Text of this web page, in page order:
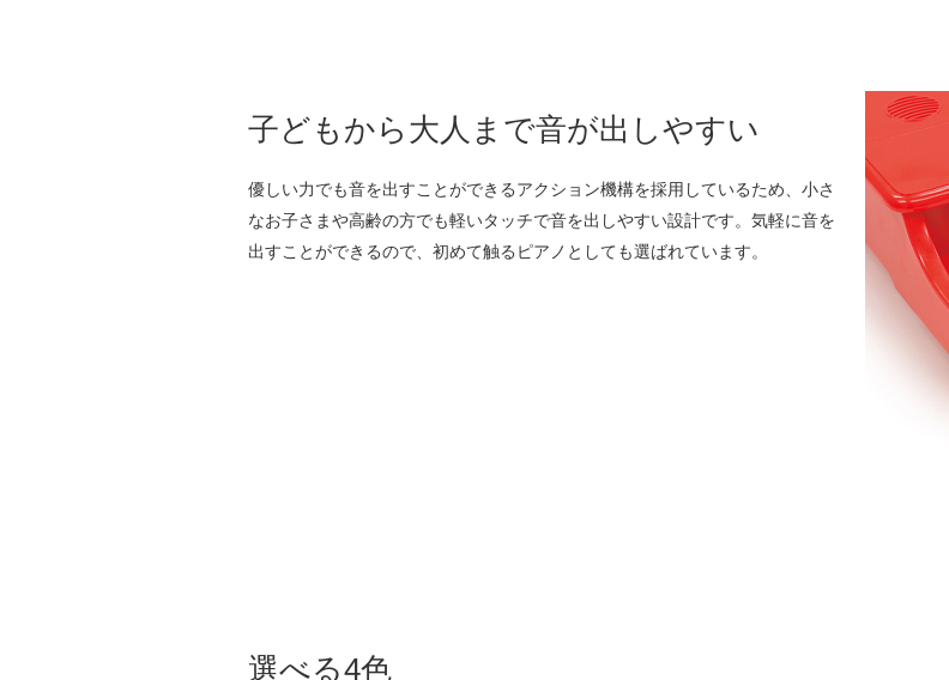
子どもから大人まで音が出しやすい
優しい力でも音を出すことができるアクション機構を採用しているため、小さ
なお子さまや高齢の方でも軽いタッチで音を出しやすい設計です。気軽に音を
出すことができるので、初めて触るピアノとしても選ばれています。
選べる4色